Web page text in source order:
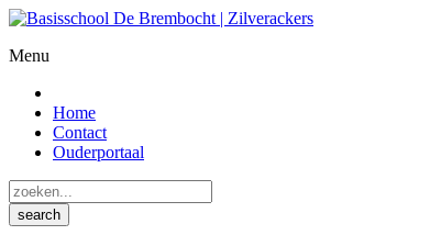
Menu
Home
Contact
Ouderportaal